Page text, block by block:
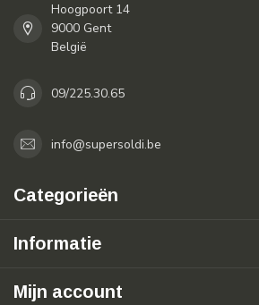
Hoogpoort 14
9000 Gent
België
09/225.30.65
info@supersoldi.be
Categorieën
Informatie
Mijn account